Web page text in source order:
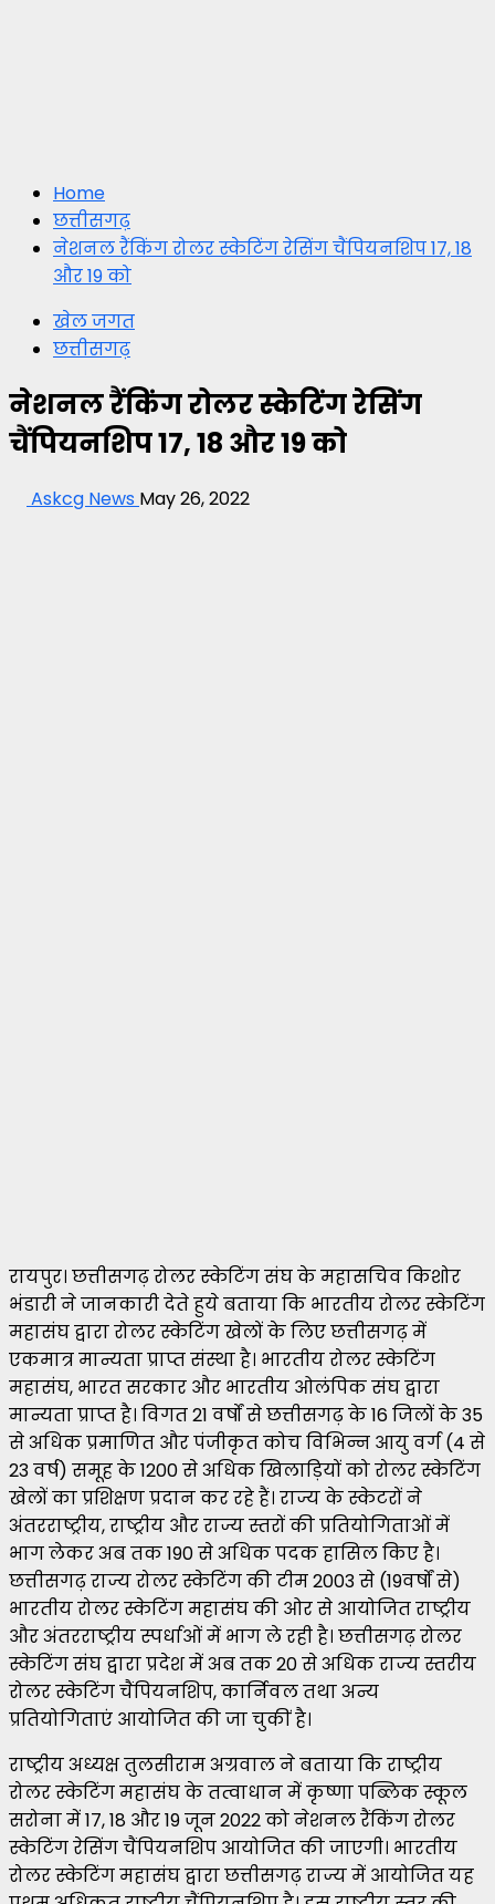
Home
छत्तीसगढ़
नेशनल रैंकिंग रोलर स्केटिंग रेसिंग चैंपियनशिप 17, 18
और 19 को
खेल जगत
छत्तीसगढ़
नेशनल रैंकिंग रोलर स्केटिंग रेसिंग
चैंपियनशिप 17, 18 और 19 को
Askcg News May 26, 2022
रायपुर। छत्तीसगढ़ रोलर स्केटिंग संघ के महासचिव किशोर
भंडारी ने जानकारी देते हुये बताया कि भारतीय रोलर स्केटिंग
महासंघ द्वारा रोलर स्केटिंग खेलों के लिए छत्तीसगढ़ में
एकमात्र मान्यता प्राप्त संस्था है। भारतीय रोलर स्केटिंग
महासंघ, भारत सरकार और भारतीय ओलंपिक संघ द्वारा
मान्यता प्राप्त है। विगत 21 वर्षों से छत्तीसगढ़ के 16 जिलों के 35
से अधिक प्रमाणित और पंजीकृत कोच विभिन्न आयु वर्ग (4 से
23 वर्ष) समूह के 1200 से अधिक खिलाड़ियों को रोलर स्केटिंग
खेलों का प्रशिक्षण प्रदान कर रहे हैं। राज्य के स्केटरों ने
अंतरराष्ट्रीय, राष्ट्रीय और राज्य स्तरों की प्रतियोगिताओं में
भाग लेकर अब तक 190 से अधिक पदक हासिल किए है।
छत्तीसगढ़ राज्य रोलर स्केटिंग की टीम 2003 से (19वर्षों से)
भारतीय रोलर स्केटिंग महासंघ की ओर से आयोजित राष्ट्रीय
और अंतरराष्ट्रीय स्पर्धाओं में भाग ले रही है। छत्तीसगढ़ रोलर
स्केटिंग संघ द्वारा प्रदेश में अब तक 20 से अधिक राज्य स्तरीय
रोलर स्केटिंग चैंपियनशिप, कार्निवल तथा अन्य
प्रतियोगिताएं आयोजित की जा चुकीं है।
राष्ट्रीय अध्यक्ष तुलसीराम अग्रवाल ने बताया कि राष्ट्रीय
रोलर स्केटिंग महासंघ के तत्वाधान में कृष्णा पब्लिक स्कूल
सरोना में 17, 18 और 19 जून 2022 को नेशनल रैंकिंग रोलर
स्केटिंग रेसिंग चैंपियनशिप आयोजित की जाएगी। भारतीय
रोलर स्केटिंग महासंघ द्वारा छत्तीसगढ़ राज्य में आयोजित यह